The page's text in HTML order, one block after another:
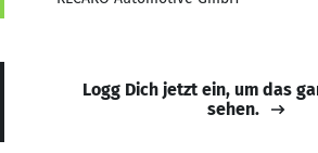
Logg Dich jetzt ein, um das
sehen.